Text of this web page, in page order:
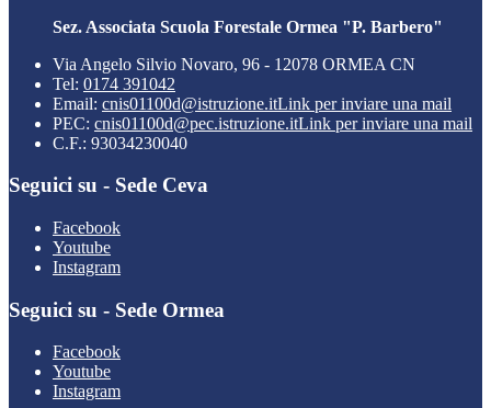
Sez. Associata Scuola Forestale Ormea "P. Barbero"
Via Angelo Silvio Novaro, 96 - 12078 ORMEA CN
Tel: 0174 391042
Email: cnis01100d@istruzione.itLink per inviare una mail
PEC: cnis01100d@pec.istruzione.itLink per inviare una mail
C.F.: 93034230040
Seguici su - Sede Ceva
Facebook
Youtube
Instagram
Seguici su - Sede Ormea
Facebook
Youtube
Instagram